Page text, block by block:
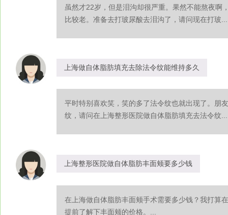
虽然才22岁，但是泪沟却很严重。果然不能熬夜啊
比较老。准备去打玻尿酸去泪沟了，请问现在打玻...
上海做自体脂肪填充去除法令纹能维持多久
平时特别喜欢笑，笑的多了法令纹也就出现了。朋
纹，请问在上海整形医院做自体脂肪填充去法令纹...
上海整形医院做自体脂肪丰面颊要多少钱
在上海做自体脂肪丰面颊手术需要多少钱？我打算
提前了解下丰面颊的价格。...